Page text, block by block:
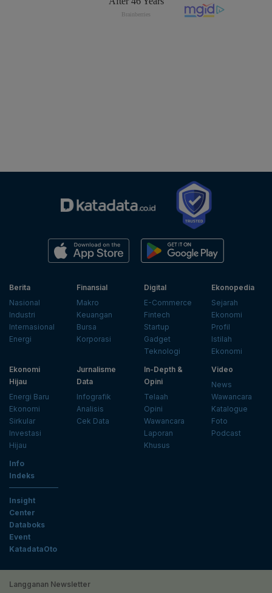
Berita
Nasional
Industri
Internasional
Energi
Finansial
Makro
Keuangan
Bursa
Korporasi
Digital
E-Commerce
Fintech
Startup
Gadget
Teknologi
Ekonopedia
Sejarah
Ekonomi
Profil
Istilah
Ekonomi
Ekonomi
Hijau
Energi Baru
Ekonomi
Sirkular
Investasi
Hijau
Jurnalisme
Data
Infografik
Analisis
Cek Data
In-Depth &
Opini
Telaah
Opini
Wawancara
Laporan
Khusus
Video
News
Wawancara
Katalogue
Foto
Podcast
Info
Indeks
Insight
Center
Databoks
Event
KatadataOto
Langganan Newsletter